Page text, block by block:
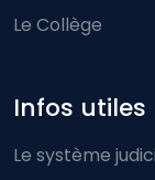
Le Collège
Infos utiles
Le système